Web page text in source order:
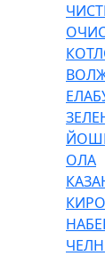
ОЛА